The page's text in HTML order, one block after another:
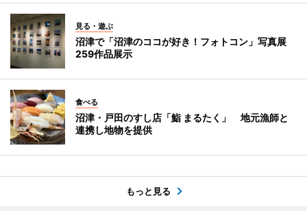
見る・遊ぶ
沼津で「沼津のココが好き！フォトコン」写真展
259作品展示
食べる
沼津・戸田のすし店「鮨 まるたく」 地元漁師と
連携し地物を提供
もっと見る